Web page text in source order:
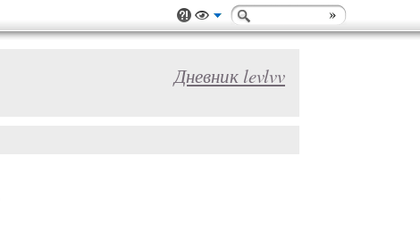
Дневник levlvv